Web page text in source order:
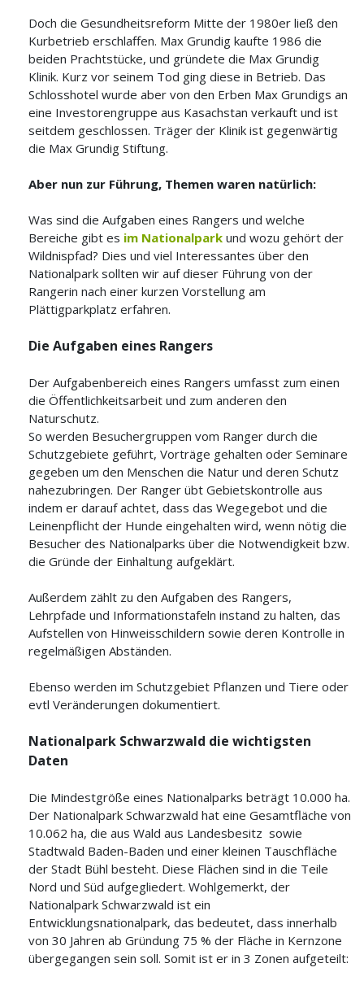
Doch die Gesundheitsreform Mitte der 1980er ließ den
Kurbetrieb erschlaffen. Max Grundig kaufte 1986 die
beiden Prachtstücke, und gründete die Max Grundig
Klinik. Kurz vor seinem Tod ging diese in Betrieb. Das
Schlosshotel wurde aber von den Erben Max Grundigs an
eine Investorengruppe aus Kasachstan verkauft und ist
seitdem geschlossen. Träger der Klinik ist gegenwärtig
die Max Grundig Stiftung.
Aber nun zur Führung, Themen waren natürlich:
Was sind die Aufgaben eines Rangers und welche
Bereiche gibt es im Nationalpark und wozu gehört der
Wildnispfad? Dies und viel Interessantes über den
Nationalpark sollten wir auf dieser Führung von der
Rangerin nach einer kurzen Vorstellung am
Plättigparkplatz erfahren.
Die Aufgaben eines Rangers
Der Aufgabenbereich eines Rangers umfasst zum einen
die Öffentlichkeitsarbeit und zum anderen den
Naturschutz.
So werden Besuchergruppen vom Ranger durch die
Schutzgebiete geführt, Vorträge gehalten oder Seminare
gegeben um den Menschen die Natur und deren Schutz
nahezubringen. Der Ranger übt Gebietskontrolle aus
indem er darauf achtet, dass das Wegegebot und die
Leinenpflicht der Hunde eingehalten wird, wenn nötig die
Besucher des Nationalparks über die Notwendigkeit bzw.
die Gründe der Einhaltung aufgeklärt.
Außerdem zählt zu den Aufgaben des Rangers,
Lehrpfade und Informationstafeln instand zu halten, das
Aufstellen von Hinweisschildern sowie deren Kontrolle in
regelmäßigen Abständen.
Ebenso werden im Schutzgebiet Pflanzen und Tiere oder
evtl Veränderungen dokumentiert.
Nationalpark Schwarzwald die wichtigsten
Daten
Die Mindestgröße eines Nationalparks beträgt 10.000 ha.
Der Nationalpark Schwarzwald hat eine Gesamtfläche von
10.062 ha, die aus Wald aus Landesbesitz sowie
Stadtwald Baden-Baden und einer kleinen Tauschfläche
der Stadt Bühl besteht. Diese Flächen sind in die Teile
Nord und Süd aufgegliedert. Wohlgemerkt, der
Nationalpark Schwarzwald ist ein
Entwicklungsnationalpark, das bedeutet, dass innerhalb
von 30 Jahren ab Gründung 75 % der Fläche in Kernzone
übergegangen sein soll. Somit ist er in 3 Zonen aufgeteilt: